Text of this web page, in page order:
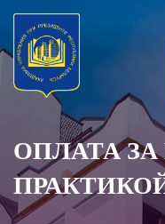
ОПЛАТА